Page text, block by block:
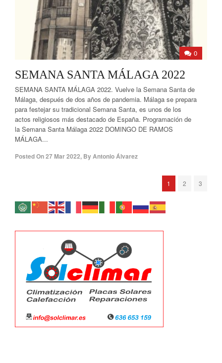
0
SEMANA SANTA MÁLAGA 2022
SEMANA SANTA MÁLAGA 2022. Vuelve la Semana Santa de
Málaga, después de dos años de pandemia. Málaga se prepara
para festejar su tradicional Semana Santa, es unos de los
actos religiosos más destacado de España. Programación de
la Semana Santa Málaga 2022 DOMINGO DE RAMOS
MÁLAGA...
Posted On27 Mar 2022, ByAntonio Álvarez
1 2 3